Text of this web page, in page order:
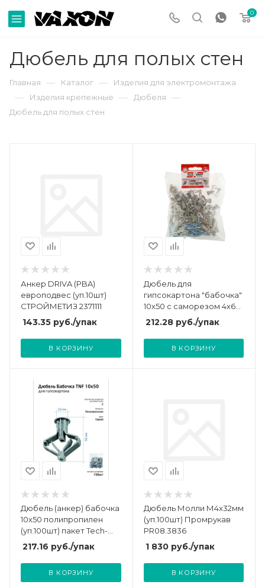
0
Дюбель для полых стен
Главная — Каталог — Изделия для электромонтажа
— Изделия крепежные — Дюбеля —
Дюбель для полых стен
Анкер DRIVA (PBA)
европодвес (уп.10шт)
СТРОЙМЕТИЗ 2371111
143.35 руб./упак
В КОРЗИНУ
Дюбель для
гипсокартона "бабочка"
10х50 с саморезом 4х60
(пакет) (уп.40шт) Zitar
126702
212.28руб./упак
В КОРЗИНУ
Дюбель (анкер) бабочка
10х50 полипропилен
(уп.100шт) пакет Tech-
Krep 111494
217.16 руб./упак
В КОРЗИНУ
Дюбель Молли М4х32мм
(уп.100шт) Промрукав
PR08.3836
1 830руб./упак
В КОРЗИНУ